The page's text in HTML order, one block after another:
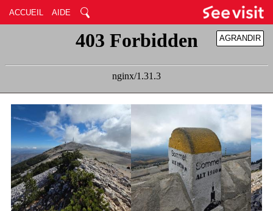
ACCUEIL AIDE
RÉDUIRE
AGRANDIR